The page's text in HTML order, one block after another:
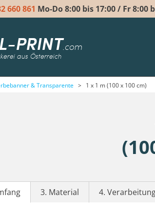
660 861 Mo-Do 8:00 bis 17:00 / Fr 8:00
PRINT.com
aus Österreich
& Transparente > 1 x 1 m (100 x 100 cm)
3. Material 4.